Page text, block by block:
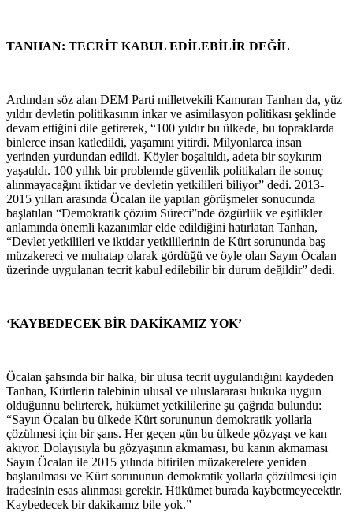
TANHAN: TECRİT KABUL EDİLEBİLİR DEĞİL
Ardından söz alan DEM Parti milletvekili Kamuran Tanhan da, yüz
yıldır devletin politikasının inkar ve asimilasyon politikası şeklinde
devam ettiğini dile getirerek, “100 yıldır bu ülkede, bu topraklarda
binlerce insan katledildi, yaşamını yitirdi. Milyonlarca insan
yerinden yurdundan edildi. Köyler boşaltıldı, adeta bir soykırım
yaşatıldı. 100 yıllık bir problemde güvenlik politikaları ile sonuç
alınmayacağını iktidar ve devletin yetkilileri biliyor” dedi. 2013-
2015 yılları arasında Öcalan ile yapılan görüşmeler sonucunda
başlatılan “Demokratik çözüm Süreci”nde özgürlük ve eşitlikler
anlamında önemli kazanımlar elde edildiğini hatırlatan Tanhan,
“Devlet yetkilileri ve iktidar yetkililerinin de Kürt sorununda baş
müzakereci ve muhatap olarak gördüğü ve öyle olan Sayın Öcalan
üzerinde uygulanan tecrit kabul edilebilir bir durum değildir” dedi.
‘KAYBEDECEK BİR DAKİKAMIZ YOK’
Öcalan şahsında bir halka, bir ulusa tecrit uygulandığını kaydeden
Tanhan, Kürtlerin talebinin ulusal ve uluslararası hukuka uygun
olduğunnu belirterek, hükümet yetkililerine şu çağrıda bulundu:
“Sayın Öcalan bu ülkede Kürt sorununun demokratik yollarla
çözülmesi için bir şans. Her geçen gün bu ülkede gözyaşı ve kan
akıyor. Dolayısıyla bu gözyaşının akmaması, bu kanın akmaması
Sayın Öcalan ile 2015 yılında bitirilen müzakerelere yeniden
başlanılması ve Kürt sorununun demokratik yollarla çözülmesi için
iradesinin esas alınması gerekir. Hükümet burada kaybetmeyecektir.
Kaybedecek bir dakikamız bile yok.”